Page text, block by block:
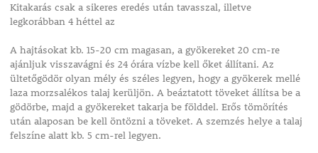
Kitakarás csak a sikeres eredés után tavasszal, illetve
legkorábban 4 héttel az
A hajtásokat kb. 15-20 cm magasan, a gyökereket 20 cm-re
ajánljuk visszavágni és 24 órára vízbe kell őket állítani. Az
ültetőgödör olyan mély és széles legyen, hogy a gyökerek mellé
laza morzsalékos talaj kerüljön. A beáztatott töveket állítsa be a
gödörbe, majd a gyökereket takarja be földdel. Erős tömörítés
után alaposan be kell öntözni a töveket. A szemzés helye a talaj
felszíne alatt kb. 5 cm-rel legyen.